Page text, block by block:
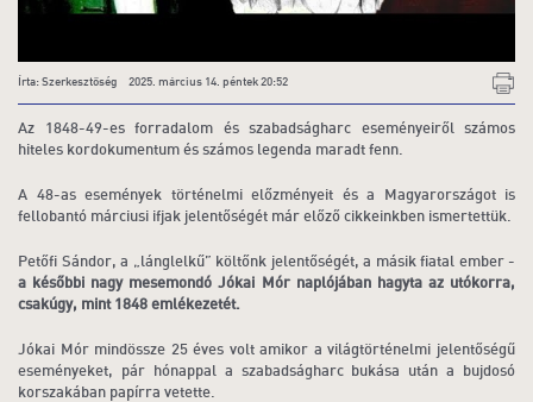
Írta: Szerkesztőség 2025. március 14. péntek 20:52
Az 1848-49-es forradalom és szabadságharc eseményeiről számos
hiteles kordokumentum és számos legenda maradt fenn.
A 48-as események történelmi előzményeit és a Magyarországot is
fellobantó márciusi ifjak jelentőségét már előző cikkeinkben ismertettük.
Petőfi Sándor, a „lánglelkű” költőnk jelentőségét, a másik fiatal ember -
a későbbi nagy mesemondó Jókai Mór naplójában hagyta az utókorra,
csakúgy, mint 1848 emlékezetét.
Jókai Mór mindössze 25 éves volt amikor a világtörténelmi jelentőségű
eseményeket, pár hónappal a szabadságharc bukása után a bujdosó
korszakában papírra vetette.